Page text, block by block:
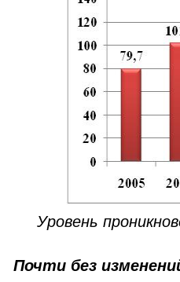
Уровень
Почти без